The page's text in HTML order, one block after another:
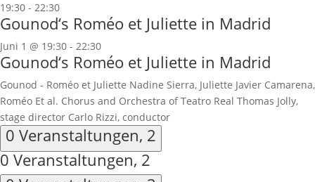
19:30 - 22:30
Gounod‘s Roméo et Juliette in Madrid
Juni 1 @ 19:30 - 22:30
Gounod‘s Roméo et Juliette in Madrid
Gounod - Roméo et Juliette Nadine Sierra, Juliette Javier Camarena,
Roméo Et al. Chorus and Orchestra of Teatro Real Thomas Jolly,
stage director Carlo Rizzi, conductor
0 Veranstaltungen, 2
0 Veranstaltungen, 2